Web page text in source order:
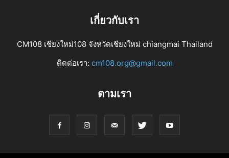
เกี่ยวกับเรา
CM108 เชียงใหม่108 จังหวัดเชียงใหม่ chiangmai Thailand
ติดต่อเรา: cm108.org@gmail.com
ตามเรา